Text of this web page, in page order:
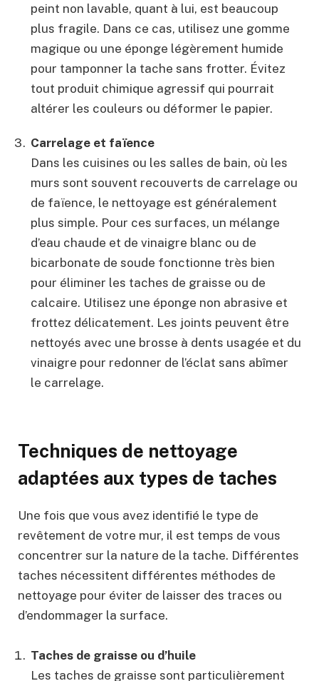
peint non lavable, quant à lui, est beaucoup
plus fragile. Dans ce cas, utilisez une gomme
magique ou une éponge légèrement humide
pour tamponner la tache sans frotter. Évitez
tout produit chimique agressif qui pourrait
altérer les couleurs ou déformer le papier.
Carrelage et faïence
Dans les cuisines ou les salles de bain, où les
murs sont souvent recouverts de carrelage ou
de faïence, le nettoyage est généralement
plus simple. Pour ces surfaces, un mélange
d’eau chaude et de vinaigre blanc ou de
bicarbonate de soude fonctionne très bien
pour éliminer les taches de graisse ou de
calcaire. Utilisez une éponge non abrasive et
frottez délicatement. Les joints peuvent être
nettoyés avec une brosse à dents usagée et du
vinaigre pour redonner de l’éclat sans abîmer
le carrelage.
Techniques de nettoyage
adaptées aux types de taches
Une fois que vous avez identifié le type de
revêtement de votre mur, il est temps de vous
concentrer sur la nature de la tache. Différentes
taches nécessitent différentes méthodes de
nettoyage pour éviter de laisser des traces ou
d’endommager la surface.
Taches de graisse ou d’huile
Les taches de graisse sont particulièrement